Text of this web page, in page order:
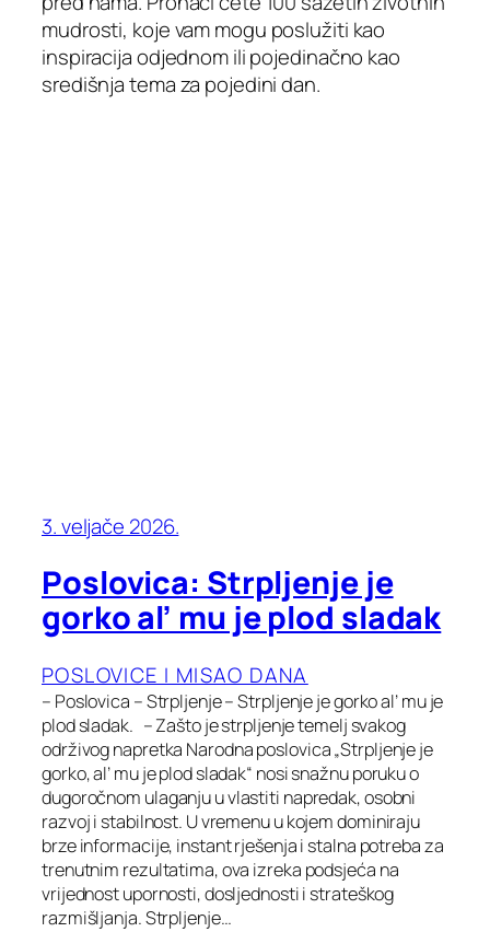
mudrosti, koje vam mogu poslužiti kao
inspiracija odjednom ili pojedinačno kao
središnja tema za pojedini dan.
3. veljače 2026.
Poslovica: Strpljenje je
gorko al’ mu je plod sladak
POSLOVICE I MISAO DANA
– Poslovica – Strpljenje – Strpljenje je gorko al’ mu je
plod sladak. – Zašto je strpljenje temelj svakog
održivog napretka Narodna poslovica „Strpljenje je
gorko, al’ mu je plod sladak“ nosi snažnu poruku o
dugoročnom ulaganju u vlastiti napredak, osobni
razvoj i stabilnost. U vremenu u kojem dominiraju
brze informacije, instant rješenja i stalna potreba za
trenutnim rezultatima, ova izreka podsjeća na
vrijednost upornosti, dosljednosti i strateškog
razmišljanja. Strpljenje…